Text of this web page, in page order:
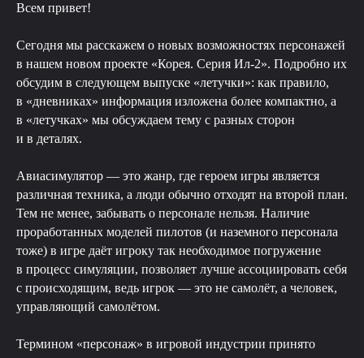
Всем привет!
Сегодня мы расскажем о новых возможностях персонажей
в нашем новом проекте «Корея. Серия Ил-2». Подробно их
обсудим в следующем выпуске «летучки»: как правило,
в «дневниках» информация изложена более компактно, а
в «летучках» мы обсуждаем тему с разных сторон
и в деталях.
Авиасимулятор — это жанр, где героем игры является
различная техника, а люди обычно отходят на второй план.
Тем не менее, забывать о персонале нельзя. Наличие
проработанных моделей пилотов (и наземного персонала
тоже) в игре даёт игроку так необходимое погружение
в процесс симуляции, позволяет лучше ассоциировать себя
с происходящим, ведь игрок — это не самолёт, а человек,
управляющий самолётом.
Термином «персонаж» в игровой индустрии принято